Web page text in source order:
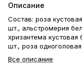
Описание
Состав: роза
шт., альстромерия
хризантема кустовая
шт., роза одноголовая
— идеальный способ
Все описание